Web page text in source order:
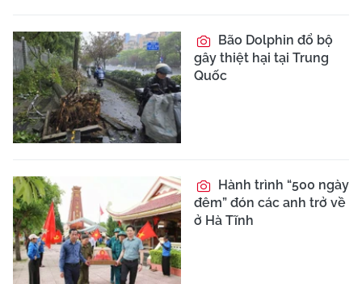
Bão Dolphin đổ bộ
gây thiệt hại tại Trung
Quốc
Hành trình “500 ngày
đêm” đón các anh trở về
ở Hà Tĩnh